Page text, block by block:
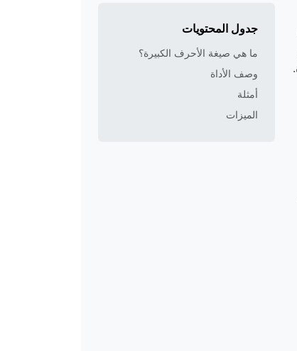
جدول المحتويات
ما هي صيغة الأحرف الكبيرة؟
وصف الأداة
أمثلة
الميزات